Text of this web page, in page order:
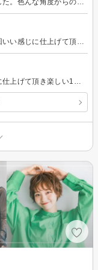
今回、雰囲気をがらっと変えたくてお願いしました。色んな角度からの提案もして頂きありがとうございます。またお願いします。
子供達の髪質や好みなどがバラバラなのに、毎回いい感じに仕上げて頂き提案などもしてくださいます。 今回も大満足です。いつもありがとうございます。
お出かけの前にカットをお願いしました。素敵に仕上げて頂き楽しい1日となりました。いつもありがとうございます。